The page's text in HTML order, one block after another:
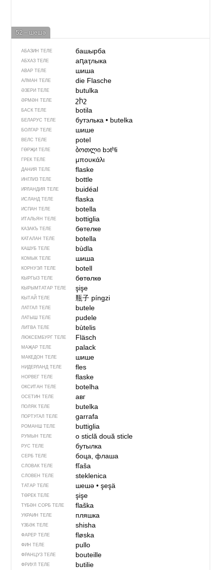
52 – шешә
АБАЗИН ТЕЛЕ башырба
АБХАЗ ТЕЛЕ аԥаҭлыка
АВАР ТЕЛЕ шиша
АЛМАН ТЕЛЕ die Flasche
ӘЗЕРИ ТЕЛЕ butulka
ӘРМӘН ТЕЛЕ շիշ
БАСК ТЕЛЕ botila
БЕЛАРУС ТЕЛЕ бутэлька• butelka
БОЛГАР ТЕЛЕ шише
ВЕЛС ТЕЛЕ potel
ГӨРҖИ ТЕЛЕ ბოთლი bɔtʰli
ГРЕК ТЕЛЕ μπουκάλι
ДАНИЯ ТЕЛЕ flaske
ИНГЛИЗ ТЕЛЕ bottle
ИРЛАНДИЯ ТЕЛЕ buidéal
ИСЛАНД ТЕЛЕ flaska
ИСПАН ТЕЛЕ botella
ИТАЛЬЯН ТЕЛЕ bottiglia
КАЗАКЪ ТЕЛЕ бөтелке
КАТАЛАН ТЕЛЕ botella
КАШУБ ТЕЛЕ bùdla
КОМЫК ТЕЛЕ шиша
КОРНУЭЛ ТЕЛЕ botell
КЫРГЫЗ ТЕЛЕ бөтөлкө
КЫРЫМТАТАР ТЕЛЕ şişe
КЫТАЙ ТЕЛЕ 瓶子 píngzi
ЛАТГАЛ ТЕЛЕ butele
ЛАТЫШ ТЕЛЕ pudele
ЛИТВА ТЕЛЕ bùtelis
ЛЮКСЕМБУРГ ТЕЛЕ Fläsch
МАҖАР ТЕЛЕ palack
МАКЕДОН ТЕЛЕ шише
НИДЕРЛАНД ТЕЛЕ fles
НОРВЕГ ТЕЛЕ flaske
ОКСИТАН ТЕЛЕ botelha
ОСЕТИН ТЕЛЕ авг
ПОЛЯК ТЕЛЕ butelka
ПОРТУГАЛ ТЕЛЕ garrafa
РОМАНШ ТЕЛЕ buttiglia
РУМЫН ТЕЛЕ o sticlădouă sticle
РУС ТЕЛЕ бутылка
СЕРБ ТЕЛЕ боца, флаша
СЛОВАК ТЕЛЕ fľaša
СЛОВЕН ТЕЛЕ steklenica
ТАТАР ТЕЛЕ шешә• şeşä
ТӨРЕК ТЕЛЕ şişe
ТҮБӘН СОРБ ТЕЛЕ flaška
УКРАИН ТЕЛЕ пляшка
ҮЗБӘК ТЕЛЕ shisha
ФАРЕР ТЕЛЕ fløska
ФИН ТЕЛЕ pullo
ФРАНЦУЗ ТЕЛЕ bouteille
ФРИУЛ ТЕЛЕ butilie